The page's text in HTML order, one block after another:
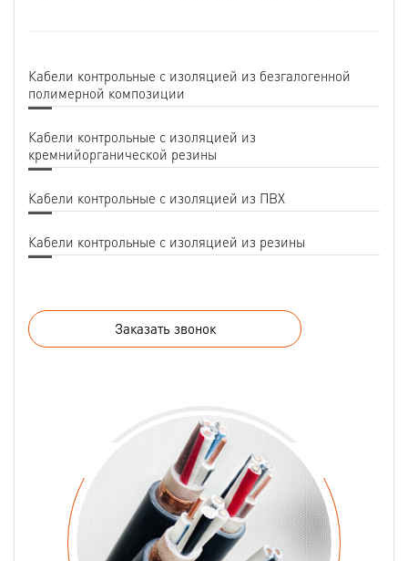
Кабели контрольные с изоляцией из безгалогенной
полимерной композиции
Кабели контрольные с изоляцией из
кремнийорганической резины
Кабели контрольные с изоляцией из ПВХ
Кабели контрольные с изоляцией из резины
Заказать звонок